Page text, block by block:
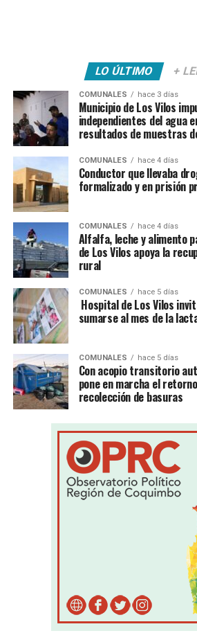
LO ÚLTIMO +
COMUNALES hace 3 días
Municipio de Los Vilos
independientes del agua
resultados de muestras
COMUNALES hace 4 días
Conductor que llevaba
formalizado y en prisión
COMUNALES hace 4 días
Alfalfa, leche y alimento
de Los Vilos apoya la
rural
COMUNALES hace 5 días
Hospital de Los Vilos
sumarse al mes de la
COMUNALES hace 5 días
Con acopio transitorio
pone en marcha el
recolección de basuras